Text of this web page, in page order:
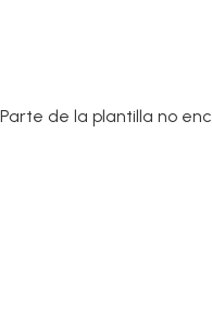
Parte de la plantilla no